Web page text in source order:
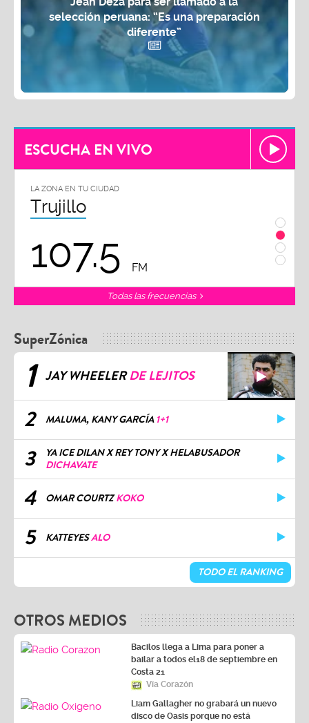
selección peruana: “Es una preparación
diferente”
ESCUCHA EN VIVO
LA ZONA EN TU CIUDAD
Chiclayo
102.3
Todas las frecuencias
SuperZónica
1 JAY WHEELERDE LEJITOS
2 MALUMA, KANY GARCÍA 1+1
3
YA ICE DILAN X REY TONY X HELABUSADOR
DICHAVATE
4 OMAR COURTZKOKO
5 KATTEYESALO
TODO EL RANKING
OTROS MEDIOS
Bacilos llega a Lima para poner a
bailar a todos el18 de septiembre en
Costa 21
Vía Corazón
Liam Gallagher no grabará un nuevo
disco de Oasis porque no está